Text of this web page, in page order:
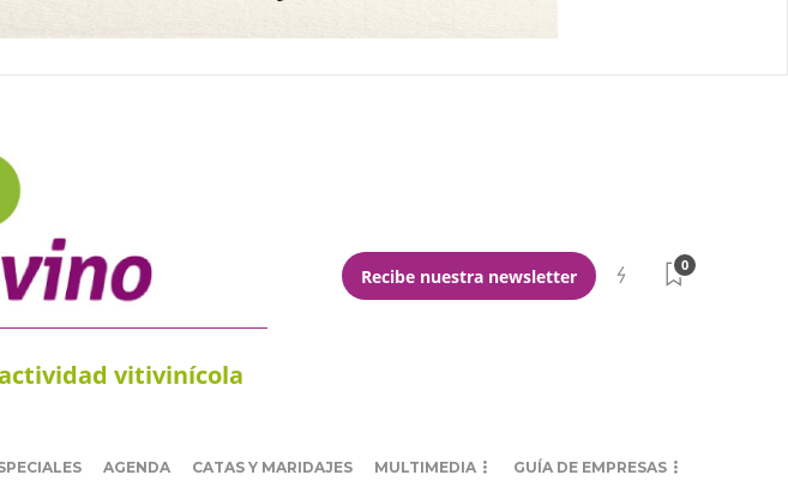
vitivinícola
Recibe nuestra newsletter
0
AGENDA CATAS Y MARIDAJES MULTIMEDIA GUÍA DE EMPRESAS